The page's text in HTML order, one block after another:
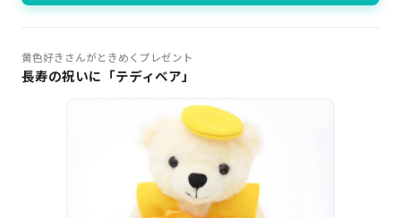
黄色好きさんがときめくプレゼント
長寿の祝いに「テディベア」